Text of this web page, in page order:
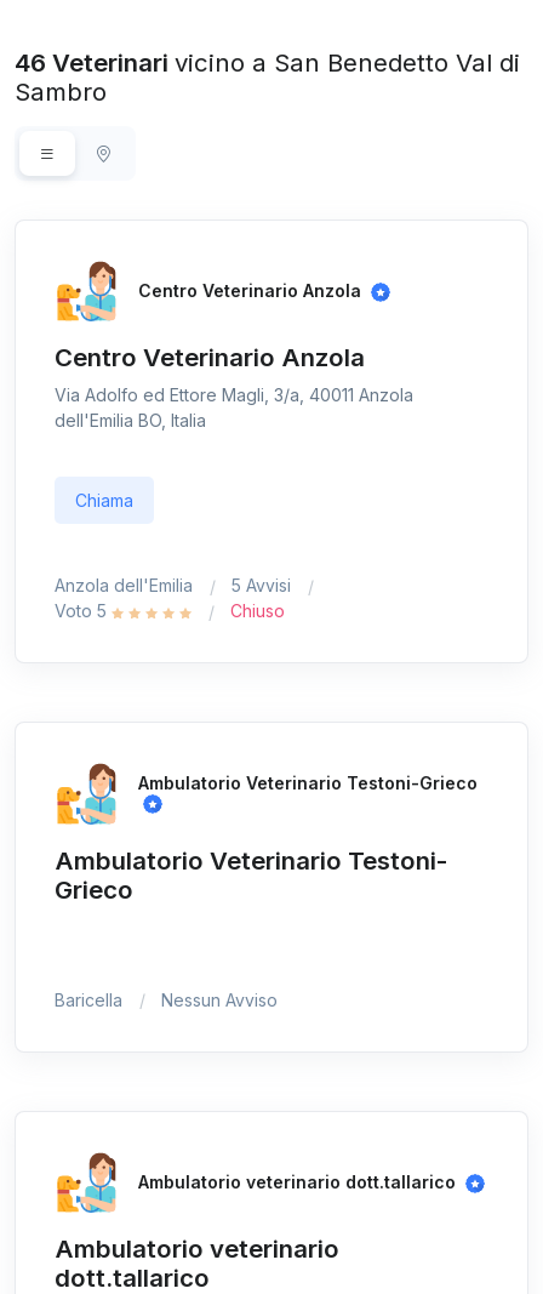
46 Veterinari vicino a San Benedetto Val di
Sambro
Centro Veterinario Anzola
Centro Veterinario Anzola
Via Adolfo ed Ettore Magli, 3/a, 40011 Anzola
dell'Emilia BO, Italia
Chiama
Anzola dell'Emilia
5 Avvisi
Voto 5
Chiuso
Ambulatorio Veterinario Testoni-Grieco
Ambulatorio Veterinario Testoni-
Grieco
Baricella Nessun Avviso
Ambulatorio veterinario dott.tallarico
Ambulatorio veterinario
dott.tallarico